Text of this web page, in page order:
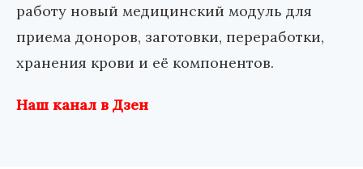
работу новый медицинский модуль для
приема доноров, заготовки, переработки,
хранения крови и её компонентов.
Наш канал в Дзен